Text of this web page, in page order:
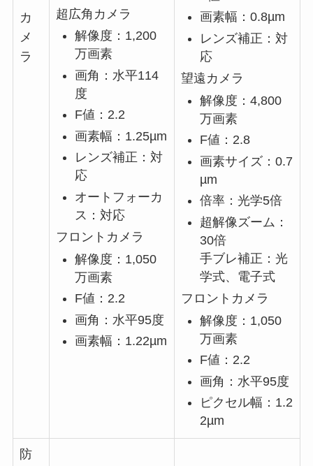
カ
メ
ラ
超広角カメラ
解像度：1,200
万画素
画角：水平114
度
F値：2.2
画素幅：1.25µm
レンズ補正：対
応
オートフォーカ
ス：対応
フロントカメラ
解像度：1,050
万画素
F値：2.2
画角：水平95度
画素幅：1.22µm
画素幅：0.8µm
レンズ補正：対
応
望遠カメラ
解像度：4,800
万画素
F値：2.8
画素サイズ：0.7
µm
倍率：光学5倍
超解像ズーム：
30倍
手ブレ補正：光
学式、電子式
フロントカメラ
解像度：1,050
万画素
F値：2.2
画角：水平95度
ピクセル幅：1.2
2µm
防